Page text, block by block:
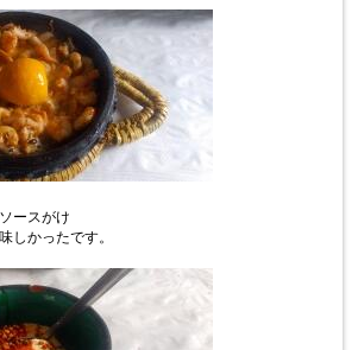
ースがけ
しかったです。